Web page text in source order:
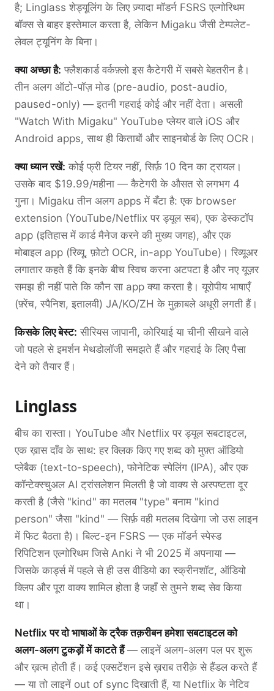
है; Linglass शेड्यूलिंग के लिए ज़्यादा मॉडर्न FSRS एल्गोरिथम
बॉक्स से बाहर इस्तेमाल करता है, लेकिन Migaku जैसी टेम्पलेट-
लेवल ट्यूनिंग के बिना।
क्या अच्छा है: फ्लैशकार्ड वर्कफ़्लो इस कैटेगरी में सबसे बेहतरीन है।
तीन अलग ऑटो-पॉज़ मोड (pre-audio, post-audio,
paused-only) — इतनी गहराई कोई और नहीं देता। असली
"Watch With Migaku" YouTube प्लेयर वाले iOS और
Android apps, साथ ही किताबों और साइनबोर्ड के लिए OCR।
क्या ध्यान रखें: कोई फ्री टियर नहीं, सिर्फ़ 10 दिन का ट्रायल।
उसके बाद $19.99/महीना — कैटेगरी के औसत से लगभग 4
गुना। Migaku तीन अलग apps में बँटा है: एक browser
extension (YouTube/Netflix पर ड्यूल सब), एक डेस्कटॉप
app (इतिहास में कार्ड मैनेज करने की मुख्य जगह), और एक
मोबाइल app (रिव्यू, फ़ोटो OCR, in-app YouTube)। रिव्यूअर
लगातार कहते हैं कि इनके बीच स्विच करना अटपटा है और नए यूज़र
समझ ही नहीं पाते कि कौन सा app क्या करता है। यूरोपीय भाषाएँ
(फ़्रेंच, स्पैनिश, इतालवी) JA/KO/ZH के मुक़ाबले अधूरी लगती हैं।
किसके लिए बेस्ट: सीरियस जापानी, कोरियाई या चीनी सीखने वाले
जो पहले से इमर्शन मेथडोलॉजी समझते हैं और गहराई के लिए पैसा
देने को तैयार हैं।
Linglass
बीच का रास्ता। YouTube और Netflix पर ड्यूल सबटाइटल,
एक ख़ास दाँव के साथ: हर क्लिक किए गए शब्द को मुफ़्त ऑडियो
प्लेबैक (text-to-speech), फोनेटिक स्पेलिंग (IPA), और एक
कॉन्टेक्स्चुअल AI ट्रांसलेशन मिलती है जो वाक्य से अस्पष्टता दूर
करती है (जैसे "kind" का मतलब "type" बनाम "kind
person" जैसा "kind" — सिर्फ़ वही मतलब दिखेगा जो उस लाइन
में फिट बैठता है)। बिल्ट-इन FSRS — एक मॉडर्न स्पेस्ड
रिपिटिशन एल्गोरिथम जिसे Anki ने भी 2025 में अपनाया —
जिसके कार्ड्स में पहले से ही उस वीडियो का स्क्रीनशॉट, ऑडियो
क्लिप और पूरा वाक्य शामिल होता है जहाँ से तुमने शब्द सेव किया
था।
Netflix पर दो भाषाओं के ट्रैक तक़रीबन हमेशा सबटाइटल को
अलग-अलग टुकड़ों में काटते हैं— लाइनें अलग-अलग पल पर शुरू
और ख़त्म होती हैं। कई एक्सटेंशन इसे ख़राब तरीक़े से हैंडल करते हैं
— या तो लाइनें out of sync दिखाती हैं, या Netflix के नेटिव